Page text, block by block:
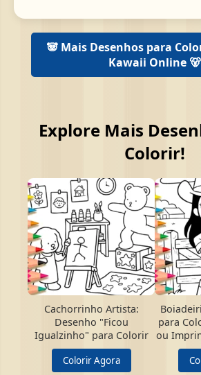
🐼 Mais Desenhos para
Kawaii Online 🐻
Explore Mais
Colorir!
Cachorrinho Artista:
Desenho "Ficou
Igualzinho" para Colorir
Colorir Agora
para
ou